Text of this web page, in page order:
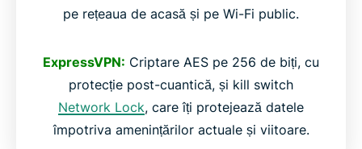
pe rețeaua de acasă și pe Wi-Fi public.
ExpressVPN: Criptare AES pe 256 de biți, cu
protecție post-cuantică, și kill switch
Network Lock, care îți protejează datele
împotriva amenințărilor actuale și viitoare.